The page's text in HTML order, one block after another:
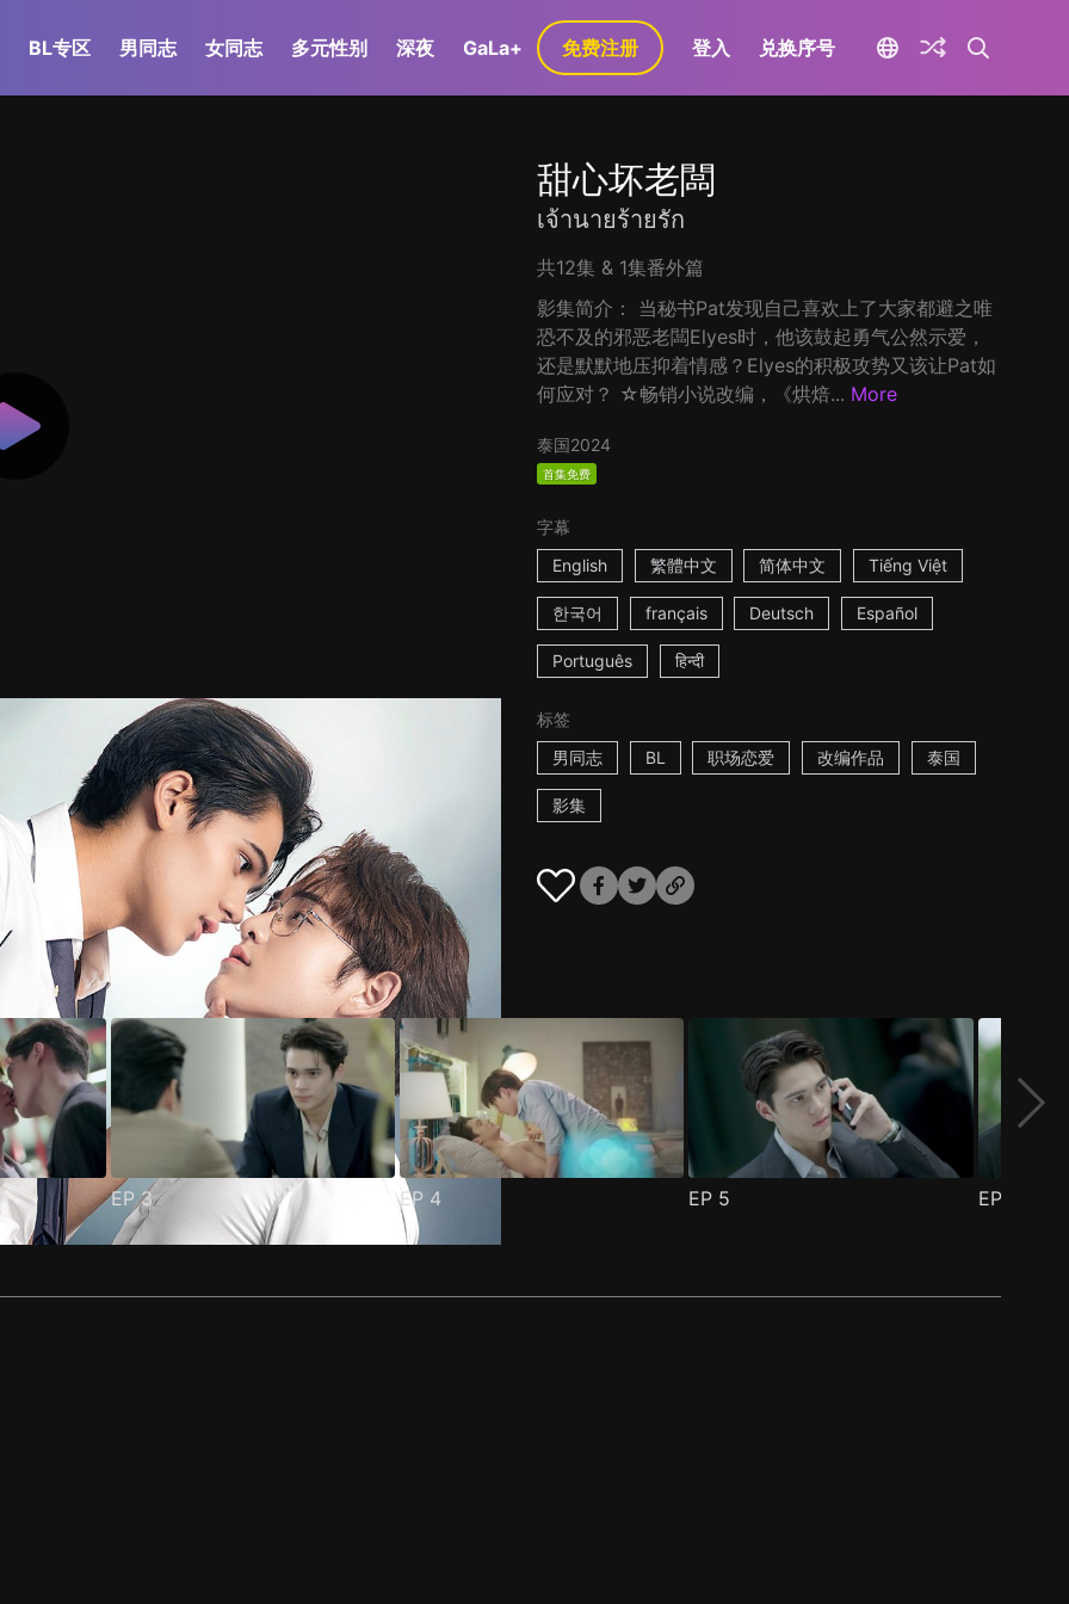
BL专区 男同志 女同志 多元性别 深夜 GaLa+ 免费注册 登入 兑换序号
甜心坏老闆
เจ้านายร้ายรัก
共12集 & 1集番外篇
影集简介： 当秘书Pat发现自己喜欢上了大家都避之唯
恐不及的邪恶老闆Elyes时，他该鼓起勇气公然示爱，
还是默默地压抑着情感？Elyes的积极攻势又该让Pat如
何应对？ ☆畅销小说改编，《烘焙... More
泰国2024
首集免费
字幕
English
繁體中文 简体中文 Tiếng Việt
한국어 français Deutsch Español
Português हिन्दी
标签
男同志
BL 职场恋爱 改编作品 泰国
影集
EP3 EP 4 EP 5 EP